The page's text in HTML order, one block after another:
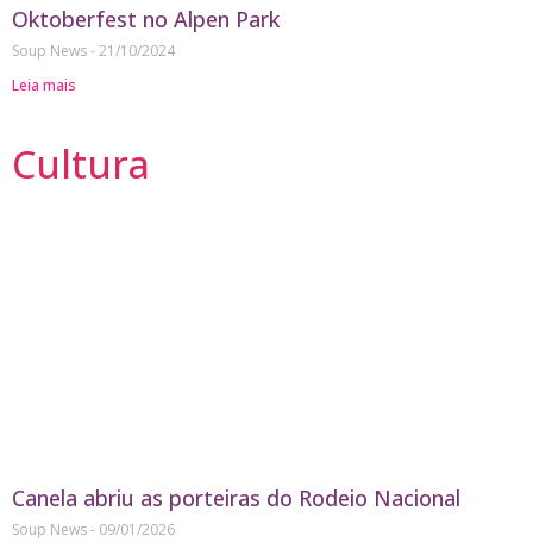
Oktoberfest no Alpen Park
Soup News 21/10/2024
Leia mais
Cultura
Canela abriu as porteiras do Rodeio Nacional
Soup News
09/01/2026